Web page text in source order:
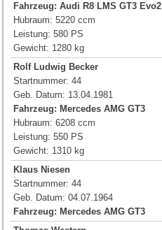
Fahrzeug: Audi R8 LMS GT3 Evo2
Hubraum: 5220 ccm
Leistung: 580 PS
Gewicht: 1280 kg
Rolf Ludwig Becker
Startnummer: 44
Geb. Datum: 13.04.1981
Fahrzeug: Mercedes AMG GT3
Hubraum: 6208 ccm
Leistung: 550 PS
Gewicht: 1310 kg
Klaus Niesen
Startnummer: 44
Geb. Datum: 04.07.1964
Fahrzeug: Mercedes AMG GT3